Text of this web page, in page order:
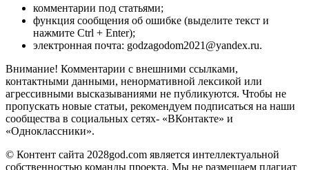
комментарии под статьями;
функция сообщения об ошибке (выделите текст и
нажмите Ctrl + Enter);
электронная почта: godzagodom2021@yandex.ru.
Внимание! Комментарии с внешними ссылками,
контактными данными, ненормативной лексикой или
агрессивными высказываниями не публикуются. Чтобы не
пропускать новые статьи, рекомендуем подписаться на наши
сообщества в социальных сетях- «ВКонтакте» и
«Одноклассники».
© Контент сайта 2028god.com является интеллектуальной
собственностью команды проекта. Мы не размещаем плагиат